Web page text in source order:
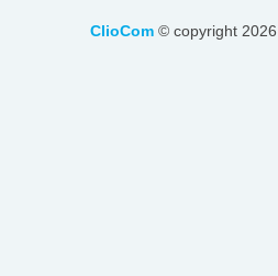
ClioCom © copyright